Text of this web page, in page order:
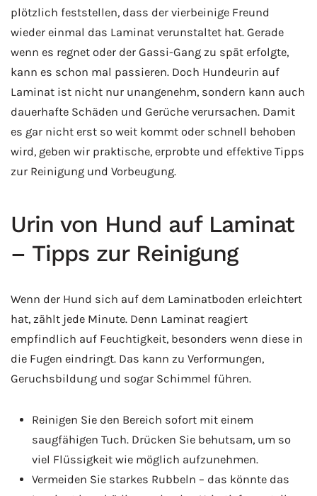
plötzlich feststellen, dass der vierbeinige Freund
wieder einmal das Laminat verunstaltet hat. Gerade
wenn es regnet oder der Gassi-Gang zu spät erfolgte,
kann es schon mal passieren. Doch Hundeurin auf
Laminat ist nicht nur unangenehm, sondern kann auch
dauerhafte Schäden und Gerüche verursachen. Damit
es gar nicht erst so weit kommt oder schnell behoben
wird, geben wir praktische, erprobte und effektive Tipps
zur Reinigung und Vorbeugung.
Urin von Hund auf Laminat
– Tipps zur Reinigung
Wenn der Hund sich auf dem Laminatboden erleichtert
hat, zählt jede Minute. Denn Laminat reagiert
empfindlich auf Feuchtigkeit, besonders wenn diese in
die Fugen eindringt. Das kann zu Verformungen,
Geruchsbildung und sogar Schimmel führen.
Reinigen Sie den Bereich sofort mit einem
saugfähigen Tuch. Drücken Sie behutsam, um so
viel Flüssigkeit wie möglich aufzunehmen.
Vermeiden Sie starkes Rubbeln – das könnte das